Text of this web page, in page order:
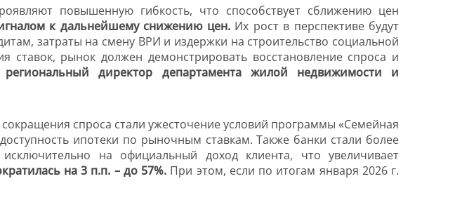
повышенную гибкость, что способствует сближению цен
к дальнейшему снижению цен.Их рост в перспективе будут
затраты на смену ВРИ и издержки на строительство социальной
ставок, рынок должен демонстрировать восстановление спроса и
директор департамента жилой недвижимости и
спроса стали ужесточение условий программы «Семейная
ипотеки по рыночным ставкам. Также банки стали более
на официальный доход клиента, что увеличивает
на 3 п.п. – до 57%. При этом, если по итогам января 2026 г.